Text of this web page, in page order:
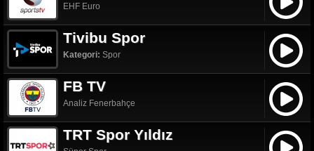
EHF Euro
Tivibu Spor
Kategori: Spor
FB TV
Analiz Fenerbahçe
TRT Spor Yıldız